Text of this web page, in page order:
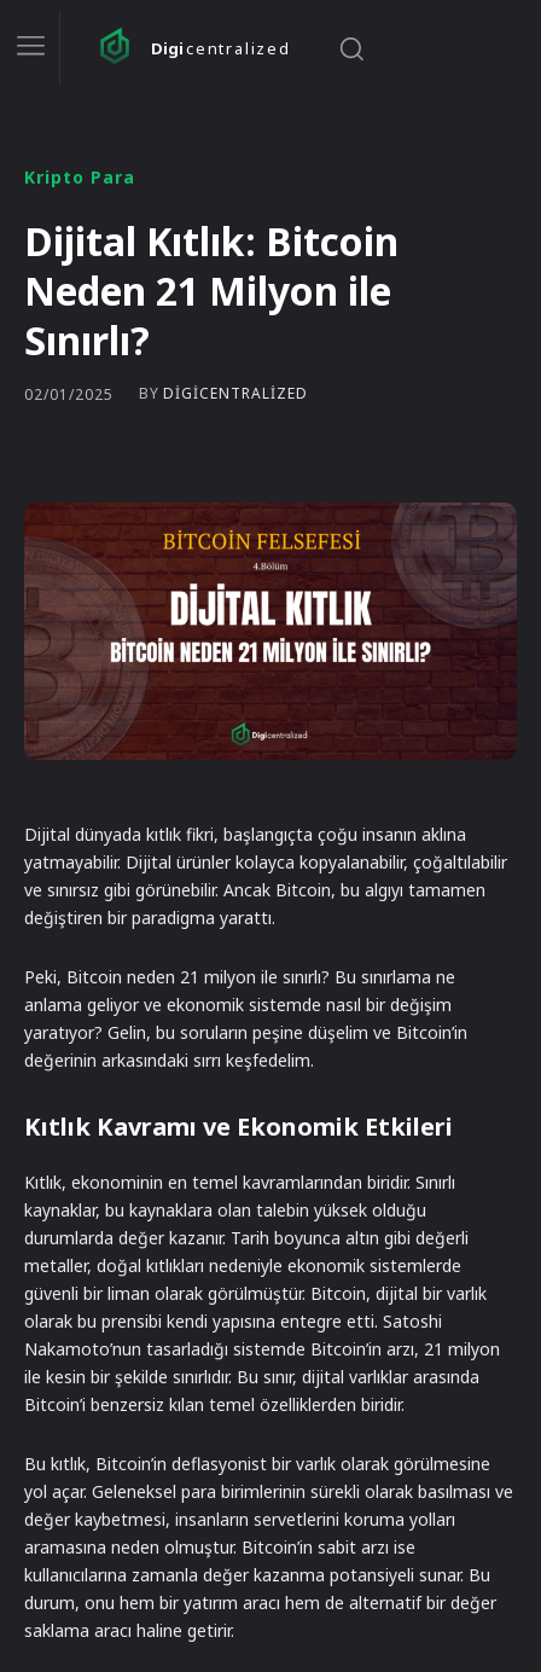
Digicentralized
Kripto Para
Dijital Kıtlık: Bitcoin
Neden 21 Milyon ile
Sınırlı?
02/01/2025 BY DIGICENTRALIZED
Dijital dünyada kıtlık fikri, başlangıçta çoğu insanın aklına
yatmayabilir. Dijital ürünler kolayca kopyalanabilir, çoğaltılabilir
ve sınırsız gibi görünebilir. Ancak Bitcoin, bu algıyı tamamen
değiştiren bir paradigma yarattı.
Peki, Bitcoin neden 21 milyon ile sınırlı? Bu sınırlama ne
anlama geliyor ve ekonomik sistemde nasıl bir değişim
yaratıyor? Gelin, bu soruların peşine düşelim ve Bitcoin’in
değerinin arkasındaki sırrı keşfedelim.
Kıtlık Kavramı ve Ekonomik Etkileri
Kıtlık, ekonominin en temel kavramlarından biridir. Sınırlı
kaynaklar, bu kaynaklara olan talebin yüksek olduğu
durumlarda değer kazanır. Tarih boyunca altın gibi değerli
metaller, doğal kıtlıkları nedeniyle ekonomik sistemlerde
güvenli bir liman olarak görülmüştür. Bitcoin, dijital bir varlık
olarak bu prensibi kendi yapısına entegre etti. Satoshi
Nakamoto’nun tasarladığı sistemde Bitcoin’in arzı, 21 milyon
ile kesin bir şekilde sınırlıdır. Bu sınır, dijital varlıklar arasında
Bitcoin’i benzersiz kılan temel özelliklerden biridir.
Bu kıtlık, Bitcoin’in deflasyonist bir varlık olarak görülmesine
yol açar. Geleneksel para birimlerinin sürekli olarak basılması ve
değer kaybetmesi, insanların servetlerini koruma yolları
aramasına neden olmuştur. Bitcoin’in sabit arzı ise
kullanıcılarına zamanla değer kazanma potansiyeli sunar. Bu
durum, onu hem bir yatırım aracı hem de alternatif bir değer
saklama aracı haline getirir.